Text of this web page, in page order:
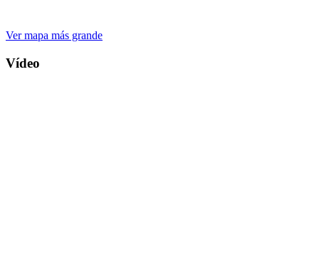
Ver mapa más grande
Vídeo